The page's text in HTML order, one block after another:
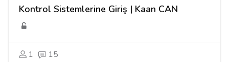
Kontrol Sistemlerine Giriş | Kaan CAN
1 15